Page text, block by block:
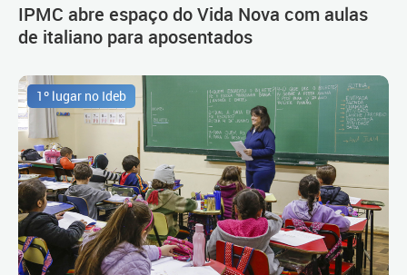
IPMC abre espaço do Vida Nova com aulas
de italiano para aposentados
1º lugar no Ideb